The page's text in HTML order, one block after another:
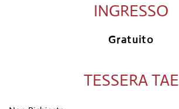
INGRESSO
Gratuito
TESSERA TAE